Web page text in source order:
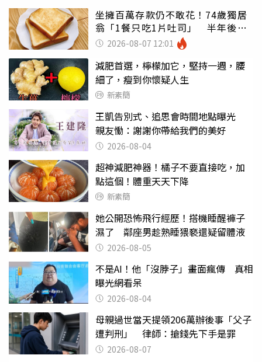
坐擁百萬存款仍不敢花！74歲獨居
翁「1餐只吃1片吐司」 半年後暴
瘦嚇壞女兒
2026-08-07 12:01
減肥首選，檸檬加它，堅持一週，腰
細了，瘦到你懷疑人生
新素簡
王凱告別式、追思會時間地點曝光
親友慟：謝謝你帶給我們的美好
2026-08-04
超神減肥神器！橘子不要直接吃，加
點這個！體重天天下降
新素簡
她公開恐怖飛行經歷！搭機睡醒褲子
濕了 鄰座男趁熟睡猥褻還疑留體液
2026-08-05
不是AI！他「沒脖子」畫面瘋傳 真相
曝光網看呆
2026-08-04
母親過世當天提領206萬辦後事「父子
遭判刑」 律師：搶錢先下手是罪
2026-08-07